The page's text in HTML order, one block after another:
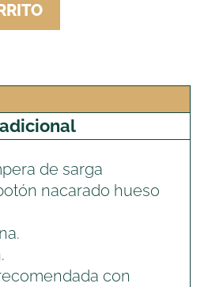
de sarga
nacarado hueso
con